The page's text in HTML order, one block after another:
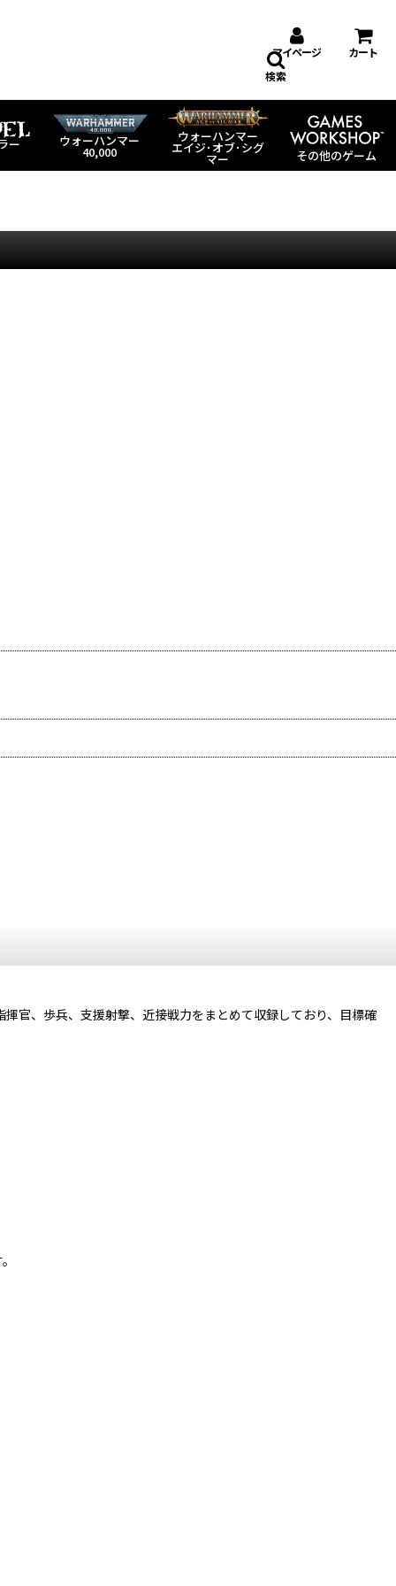
マイページ カート
ー ウォーハンマー
40,000
ウォーハンマー
エイジ･オブ･シグ
マー その他のゲーム
検索
官、歩兵、支援射撃、近接戦力をまとめて収録しており、目標確